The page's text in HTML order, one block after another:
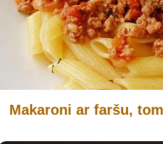
Makaroni ar faršu,